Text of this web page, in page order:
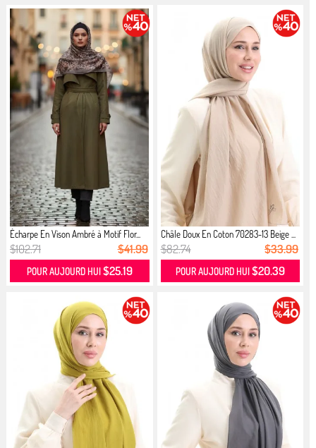
Écharpe En Vison Ambré à Motif Flor...
$102.71 $41.99
POUR AUJOURD HUI $25.19
Châle Doux En Coton 70283-13 Beige ...
$82.74 $33.99
POUR AUJOURD HUI $20.39